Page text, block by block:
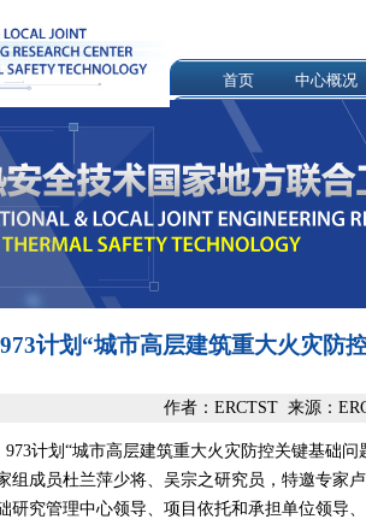
首页 中心概况
973计划“城市高层建筑重大火灾防
作者：ERCTST 来源：
计划“城市高层建筑重大火灾防控关键基础
组成员杜兰萍少将、吴宗之研究员，特邀专家
研究管理中心领导、项目依托和承担单位领导